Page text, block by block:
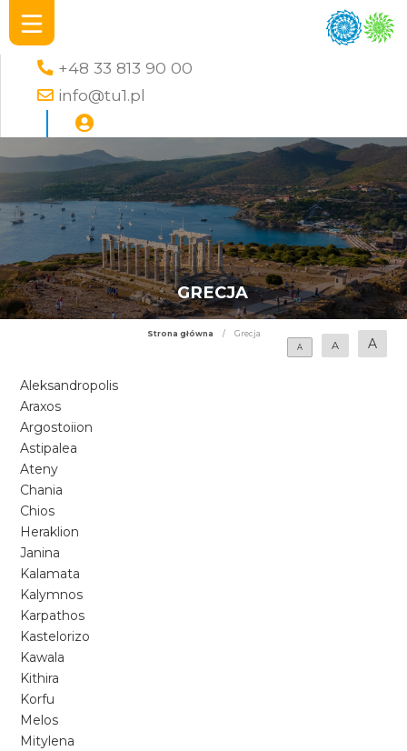
+48 33 813 90 00
info@tu1.pl
GRECJA
Strona główna /
Grecja
A
A A
Aleksandropolis
Araxos
Argostoiion
Astipalea
Ateny
Chania
Chios
Heraklion
Janina
Kalamata
Kalymnos
Karpathos
Kastelorizo
Kawala
Kithira
Korfu
Melos
Mitylena